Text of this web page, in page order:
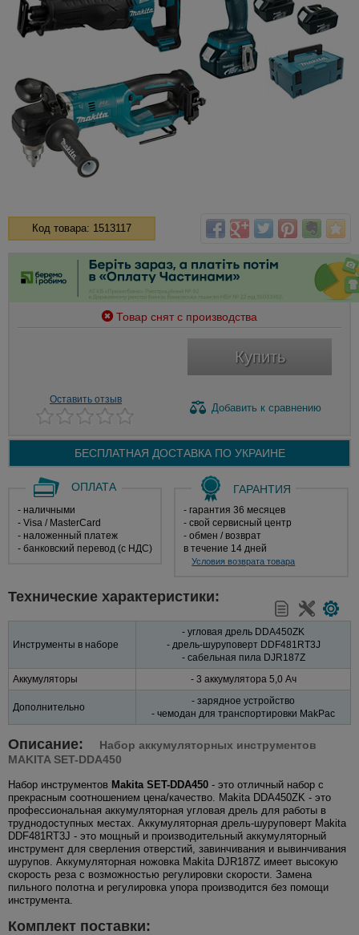
Код товара: 1513117
Товар снят с производства
Купить
Оставить отзыв
Добавить к сравнению
БЕСПЛАТНАЯ ДОСТАВКА ПО УКРАИНЕ
ОПЛАТА
- наличными
- Visa / MasterCard
- наложенный платеж
- банковский перевод (с НДС)
ГАРАНТИЯ
- гарантия 36 месяцев
- свой сервисный центр
- обмен / возврат
в течение 14 дней
Условия возврата товара
Технические характеристики:
Инструменты в наборе
- угловая дрель DDA450ZK
- дрель-шуруповерт DDF481RT3J
- сабельная пила DJR187Z
Аккумуляторы
- 3 аккумулятора 5,0 Ач
Дополнительно
- зарядное устройство
- чемодан для транспортировки MakPaс
Описание:
Набор аккумуляторных инструментов
MAKITA SET-DDA450
Набор инструментов Makita SET-DDA450 - это отличный набор с
прекрасным соотношением цена/качество. Makita DDA450ZK - это
профессиональная аккумуляторная угловая дрель для работы в
труднодоступных местах. Аккумуляторная дрель-шуруповерт Makita
DDF481RT3J - это мощный и производительный аккумуляторный
инструмент для сверления отверстий, завинчивания и вывинчивания
шурупов. Аккумуляторная ножовка Makita DJR187Z имеет высокую
скорость реза с возможностью регулировки скорости. Замена
пильного полотна и регулировка упора производится без помощи
инструмента.
Комплект поставки: